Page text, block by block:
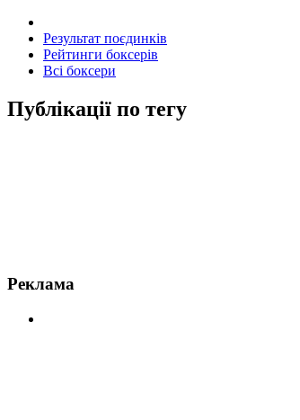
Результат поєдинків
Рейтинги боксерів
Всі боксери
Публікації по тегу
Реклама